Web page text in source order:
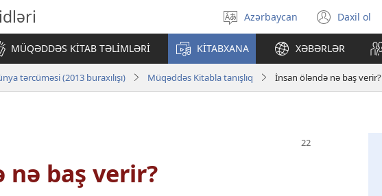
Dili
seçin
Azərbaycan Daxil ol
(yeni
pəncərə
açılır)
MÜQƏDDƏS KİTAB TƏLİMLƏRİ KİTABXANA XƏBƏRLƏR
tərcüməsi (2013 buraxılışı) Müqəddəs Kitabla tanışlıq İnsan öləndə nə baş verir?
nə baş verir?